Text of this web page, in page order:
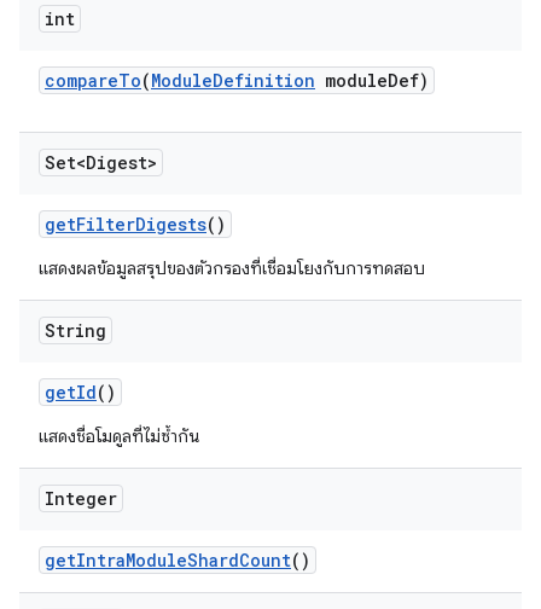
int
compareTo(ModuleDefinition moduleDef)
Set<Digest>
getFilterDigests()
แสดงผลข้อมูลสรุปของตัวกรองที่เชื่อมโยงกับการทดสอบ
String
getId()
แสดงชื่อโมดูลที่ไม่ซ้ำกัน
Integer
getIntraModuleShardCount()